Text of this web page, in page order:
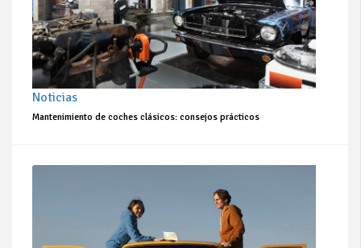
Noticias
Mantenimiento de coches clásicos: consejos prácticos